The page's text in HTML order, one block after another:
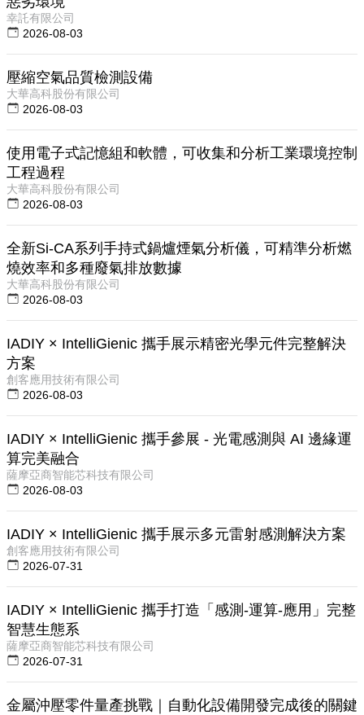
幸託有限公司
2026-08-03
壓縮空氣品質檢測設備
大華高科股份有限公司
2026-08-03
使用電子式記憶組和軟體，可收集和分析工業環境控制
工程過程
大華高科股份有限公司
2026-08-03
全新Si-CA系列手持式鍋爐煙氣分析儀，可精準分析燃
燒效率和多種廢氣排放數據
大華高科股份有限公司
2026-08-03
IADIY × IntelliGienic 攜手展示精密光學元件完整解決
方案
創客應用技術有限公司
2026-08-03
IADIY × IntelliGienic 攜手參展 - 光電感測與 AI 邊緣運
算完美融合
薩摩亞商智能芯科技有限公司
2026-08-03
IADIY × IntelliGienic 攜手展示多元雷射感測解決方案
創客應用技術有限公司
2026-07-31
IADIY × IntelliGienic 攜手打造「感測-運算-應用」完整
智慧生態系
薩摩亞商智能芯科技有限公司
2026-07-31
金屬沖壓零件量產挑戰｜自動化設備開發完成後的關鍵